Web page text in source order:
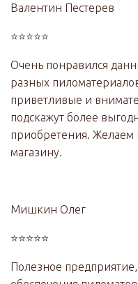
Валентин Пестерев
⭐⭐⭐⭐⭐
Очень понравился
разных
приветливые и
подскажут более
приобретения. Желаем
магазину.
Мишкин Олег
⭐⭐⭐⭐⭐
Полезное